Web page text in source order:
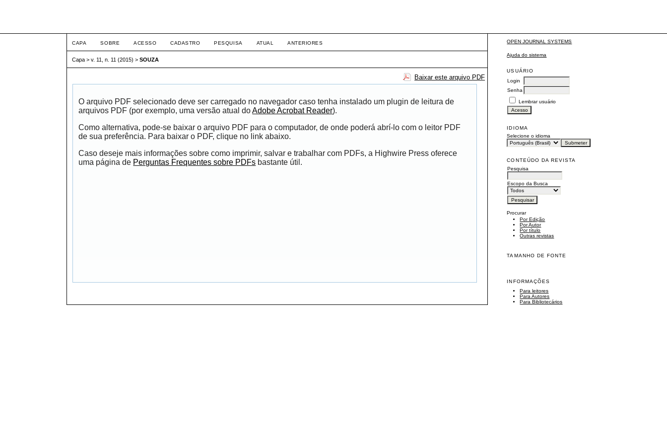
OPEN JOURNAL SYSTEMS
Ajuda do sistema
USUÁRIO
Login
Senha
Lembrar usuário
IDIOMA
Selecione o idioma
CONTEÚDO DA REVISTA
Pesquisa
Escopo da Busca
Procurar
Por Edição
Por Autor
Por título
Outras revistas
TAMANHO DE FONTE
INFORMAÇÕES
Para leitores
Para Autores
Para Bibliotecários
CAPA SOBRE ACESSO CADASTRO PESQUISA ATUAL ANTERIORES
Capa >v. 11, n. 11 (2015) >SOUZA
Baixar este arquivo PDF
O arquivo PDF selecionado deve ser carregado no navegador caso tenha instalado um plugin de leitura de
arquivos PDF (por exemplo, uma versão atual doAdobe Acrobat Reader).
Como alternativa, pode-se baixar o arquivo PDF para o computador, de onde poderá abrí-lo com o leitor PDF
de sua preferência. Para baixar o PDF, clique no link abaixo.
Caso deseje mais informações sobre como imprimir, salvar e trabalhar com PDFs, a Highwire Press oferece
uma página de Perguntas Frequentes sobre PDFs bastante útil.